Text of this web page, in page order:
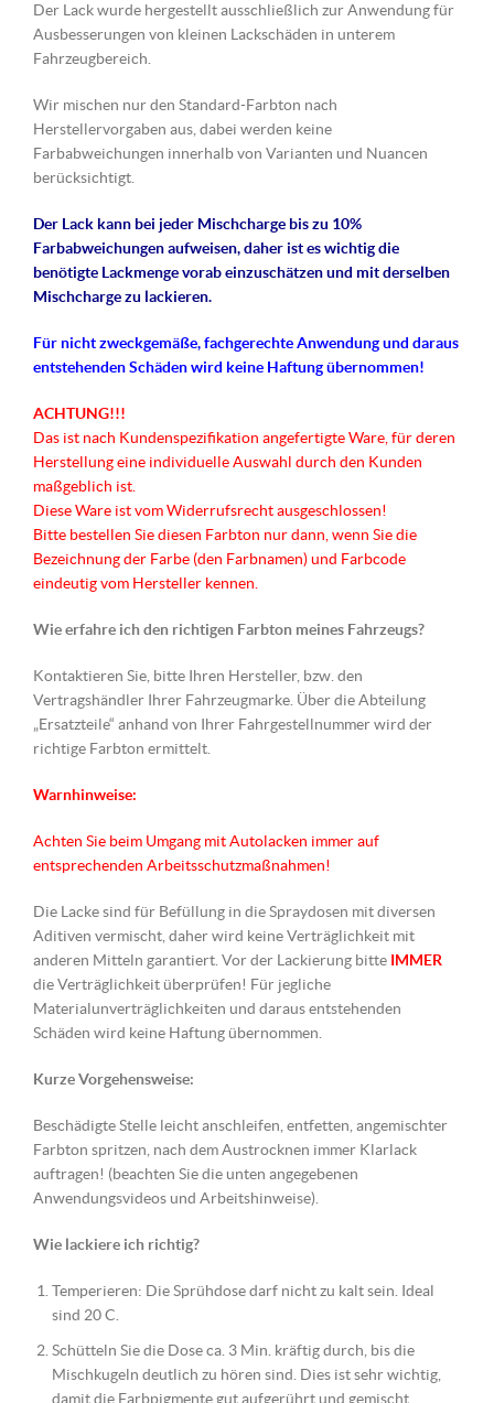
Der Lack wurde hergestellt ausschließlich zur Anwendung für
Ausbesserungen von kleinen Lackschäden in unterem
Fahrzeugbereich.
Wir mischen nur den Standard-Farbton nach
Herstellervorgaben aus, dabei werden keine
Farbabweichungen innerhalb von Varianten und Nuancen
berücksichtigt.
Der Lack kann bei jeder Mischcharge bis zu 10%
Farbabweichungen aufweisen, daher ist es wichtig die
benötigte Lackmenge vorab einzuschätzen und mit derselben
Mischcharge zu lackieren.
Für nichtzweckgemäße, fachgerechte Anwendung und daraus
entstehenden Schäden wird keine Haftung übernommen!
ACHTUNG!!!
Das ist nach Kundenspezifikation angefertigte Ware, für deren
Herstellung eine individuelle Auswahl durch den Kunden
maßgeblich ist.
Diese Ware ist vom Widerrufsrecht ausgeschlossen!
Bitte bestellen Sie diesen Farbton nur dann, wenn Sie die
Bezeichnung der Farbe (den Farbnamen) und Farbcode
eindeutig vom Hersteller kennen.
Wie erfahre ich den richtigen Farbton meines Fahrzeugs?
Kontaktieren Sie, bitte Ihren Hersteller, bzw. den
Vertragshändler Ihrer Fahrzeugmarke. Über die Abteilung
„Ersatzteile“ anhand von Ihrer Fahrgestellnummer wird der
richtige Farbton ermittelt.
Warnhinweise:
Achten Sie beim Umgang mit Autolacken immer auf
entsprechenden Arbeitsschutzmaßnahmen!
Die Lacke sind für Befüllung in die Spraydosen mit diversen
Aditiven vermischt, daher wird keine Verträglichkeit mit
anderen Mitteln garantiert. Vor der Lackierung bitte IMMER
die Verträglichkeit überprüfen! Für jegliche
Materialunverträglichkeiten und daraus entstehenden
Schäden wird keine Haftung übernommen.
Kurze Vorgehensweise:
Beschädigte Stelle leicht anschleifen, entfetten, angemischter
Farbton spritzen, nach dem Austrocknen immer Klarlack
auftragen! (beachten Sie die unten angegebenen
Anwendungsvideos und Arbeitshinweise).
Wie lackiere ich richtig?
Temperieren: Die Sprühdose darf nicht zu kalt sein. Ideal
sind 20 C.
Schütteln Sie die Dose ca. 3 Min. kräftig durch, bis die
Mischkugeln deutlich zu hören sind. Dies ist sehr wichtig,
damit die Farbpigmente gut aufgerührt und gemischt